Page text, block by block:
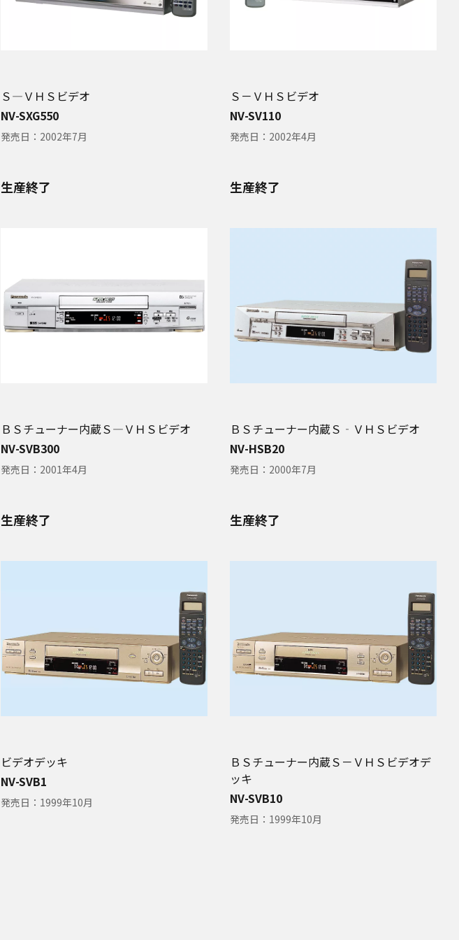
Ｓ―ＶＨＳビデオ
NV-SXG550
発売日： 2002年7月
Ｓ－ＶＨＳビデオ
NV-SV110
発売日： 2002年4月
生産終了
ＢＳチューナー内蔵Ｓ―ＶＨＳビデオ
NV-SVB300
発売日： 2001年4月
生産終了
ＢＳチューナー内蔵Ｓ‐ＶＨＳビデオ
NV-HSB20
発売日： 2000年7月
生産終了
ビデオデッキ
NV-SVB1
発売日： 1999年10月
生産終了
ＢＳチューナー内蔵Ｓ－ＶＨＳビデオデ
ッキ
NV-SVB10
発売日： 1999年10月